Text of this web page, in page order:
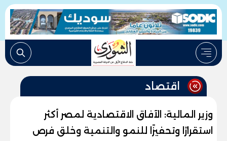
اقتصاد
وزير المالية: الآفاق الاقتصادية لمصر أكثر
استقرارًا وتحفيزًا للنمو والتنمية وخلق فرص